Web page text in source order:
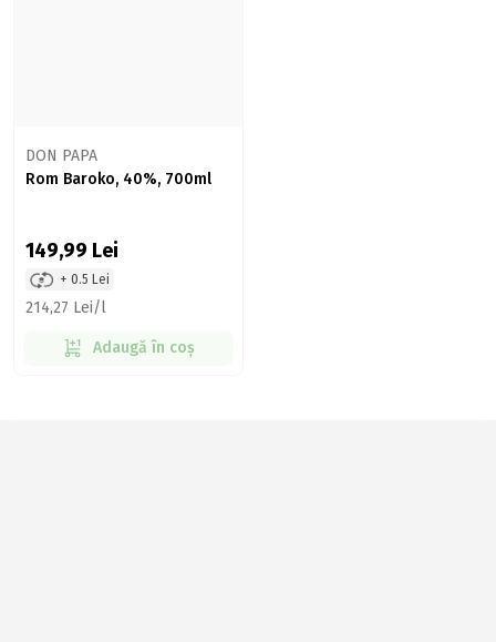
DON PAPA
Rom Baroko, 40%, 700ml
149,99 Lei
+ 0.5 Lei
214,27 Lei/l
Adaugă în coș